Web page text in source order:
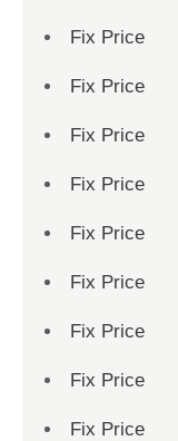
Fix Price
Fix Price
Fix Price
Fix Price
Fix Price
Fix Price
Fix Price
Fix Price
Fix Price